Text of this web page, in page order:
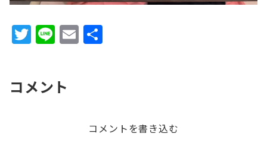
T
w
te
Li
n
E
m
コメント
コメントを書き込む